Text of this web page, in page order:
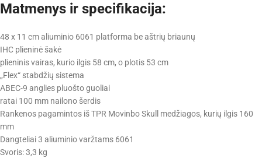
Matmenys ir specifikacija:
48 x 11 cm aliuminio 6061 platforma be aštrių briaunų
IHC plieninė šakė
plieninis vairas, kurio ilgis 58 cm, o plotis 53 cm
„Flex“ stabdžių sistema
ABEC-9 anglies pluošto guoliai
ratai 100 mm nailono šerdis
Rankenos pagamintos iš TPR Movinbo Skull medžiagos, kurių ilgis 160
mm
Dangteliai 3 aliuminio varžtams 6061
Svoris: 3,3 kg